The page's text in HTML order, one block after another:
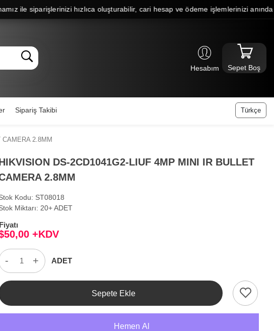
ile siparişlerinizi hızlıca oluşturabilir, cari hesap ve ödeme işlemlerinizi anında
Hesabım Sepet Boş
Sipariş Takibi Türkçe
2.8MM
DS-2CD1041G2-LIUF 4MP MINI IR BULLET
2.8MM
Kodu: ST08018
Miktarı: 20+ ADET
Fiyatı
+KDV
- + ADET
Sepete Ekle
Hemen Al